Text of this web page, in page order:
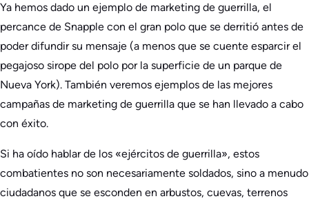
Ya hemos dado un ejemplo de marketing de guerrilla, el
percance de Snapple con el gran polo que se derritió antes de
poder difundir su mensaje (a menos que se cuente esparcir el
pegajoso sirope del polo por la superficie de un parque de
Nueva York). También veremos ejemplos de las mejores
campañas de marketing de guerrilla que se han llevado a cabo
con éxito.
Si ha oído hablar de los «ejércitos de guerrilla», estos
combatientes no son necesariamente soldados, sino a menudo
ciudadanos que se esconden en arbustos, cuevas, terrenos